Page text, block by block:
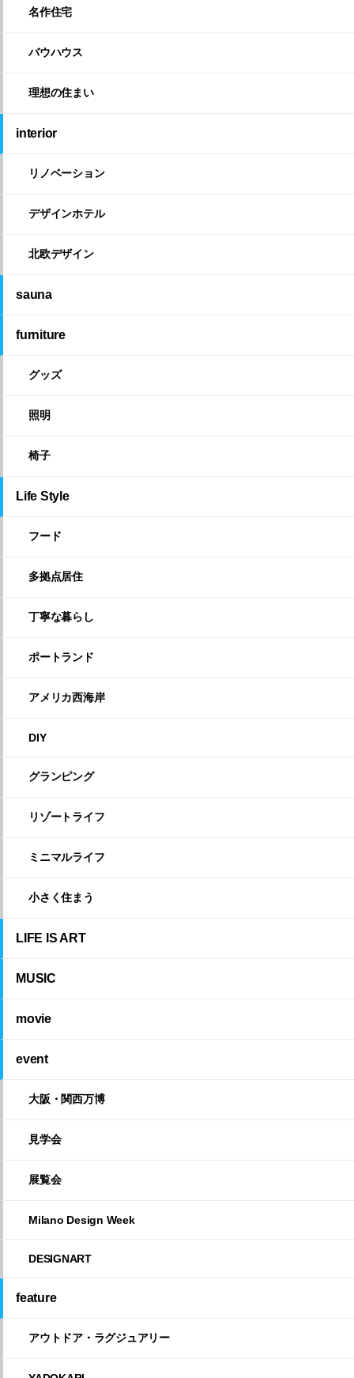
名作住宅
バウハウス
理想の住まい
interior
リノベーション
デザインホテル
北欧デザイン
sauna
furniture
グッズ
照明
椅子
Life Style
フード
多拠点居住
丁寧な暮らし
ポートランド
アメリカ西海岸
DIY
グランピング
リゾートライフ
ミニマルライフ
小さく住まう
LIFE IS ART
MUSIC
movie
event
大阪・関西万博
見学会
展覧会
Milano Design Week
DESIGNART
feature
アウトドア・ラグジュアリー